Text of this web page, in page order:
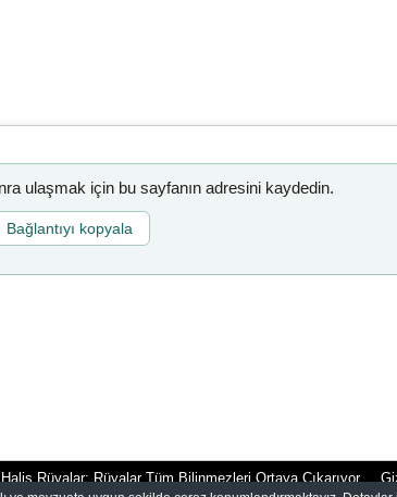
ulaşmak için bu sayfanın adresini kaydedin.
Bağlantıyı kopyala
Halis Rüyalar: Rüyalar Tüm Bilinmezleri Ortaya Çıkarıyor